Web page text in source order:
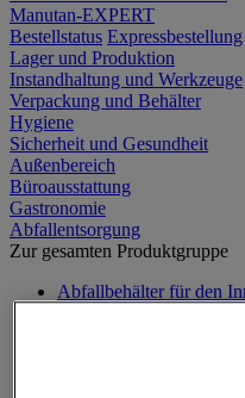
Manutan-EXPERT
Bestellstatus Expressbestellung
Lager und Produktion
Instandhaltung und Werkzeuge
Verpackung und Behälter
Hygiene
Sicherheit und Gesundheit
Außenbereich
Büroausstattung
Gastronomie
Abfallentsorgung
Zur gesamten Produktgruppe
Abfallbehälter für den